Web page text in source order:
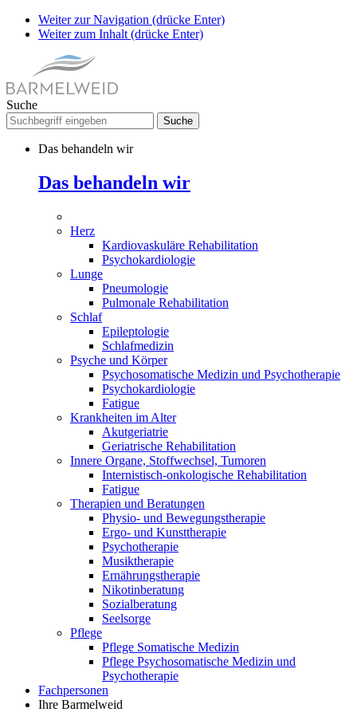
Weiter zur Navigation (drücke Enter)
Weiter zum Inhalt (drücke Enter)
Suche
Das behandeln wir
Das behandeln wir
Herz
Kardiovaskuläre Rehabilitation
Psychokardiologie
Lunge
Pneumologie
Pulmonale Rehabilitation
Schlaf
Epileptologie
Schlafmedizin
Psyche und Körper
Psychosomatische Medizin und Psychotherapie
Psychokardiologie
Fatigue
Krankheiten im Alter
Akutgeriatrie
Geriatrische Rehabilitation
Innere Organe, Stoffwechsel, Tumoren
Internistisch-onkologische Rehabilitation
Fatigue
Therapien und Beratungen
Physio- und Bewegungstherapie
Ergo- und Kunsttherapie
Psychotherapie
Musiktherapie
Ernährungstherapie
Nikotinberatung
Sozialberatung
Seelsorge
Pflege
Pflege Somatische Medizin
Pflege Psychosomatische Medizin und
Psychotherapie
Fachpersonen
Ihre Barmelweid